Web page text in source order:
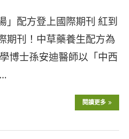
」配方登上國際期刊 紅到
期刊！中草藥養生配方為
博士孫安迪醫師以「中西
閱讀更多